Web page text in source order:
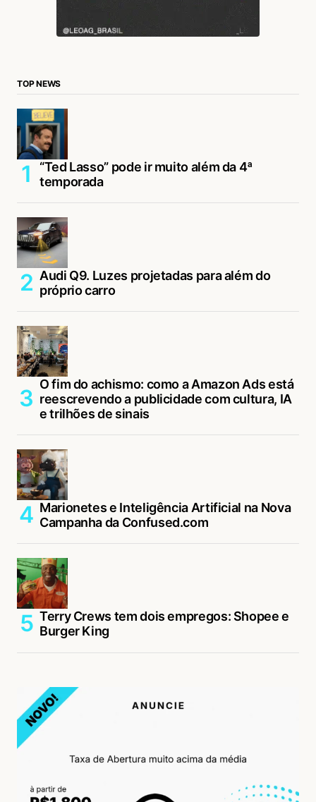
TOP NEWS
“Ted Lasso” pode ir muito além da 4ª
temporada
Audi Q9. Luzes projetadas para além do
próprio carro
O fim do achismo: como a Amazon Ads está
reescrevendo a publicidade com cultura, IA
e trilhões de sinais
Marionetes e Inteligência Artificial na Nova
Campanha da Confused.com
Terry Crews tem dois empregos: Shopee e
Burger King